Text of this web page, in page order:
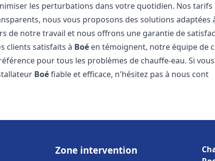
les perturbations dans votre quotidien. Nos
nous vous proposons des solutions adaptées
de notre travail et nous offrons une garantie de
clients satisfaits à Boé en témoignent, notre équipe de
pour tous les problèmes de chauffe-eau. Si
Boéfiable et efficace, n'hésitez pas à nous cont
Zone intervention